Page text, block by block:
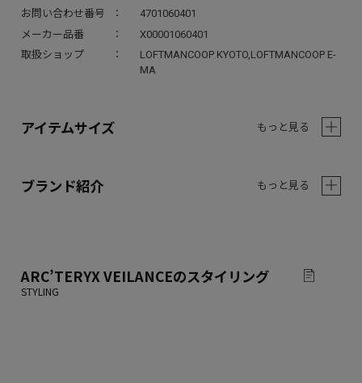
お問い合わせ番号
4701060401
メーカー品番
X00001060401
取扱ショップ
LOFTMANCOOP KYOTO,LOFTMANCOOP E-
MA
アイテムサイズ もっと見る
ブランド紹介 もっと見る
ARC’TERYX VEILANCEのスタイリング